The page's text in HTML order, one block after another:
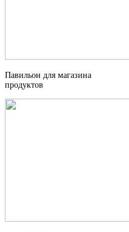
Павильон для магазина
продуктов